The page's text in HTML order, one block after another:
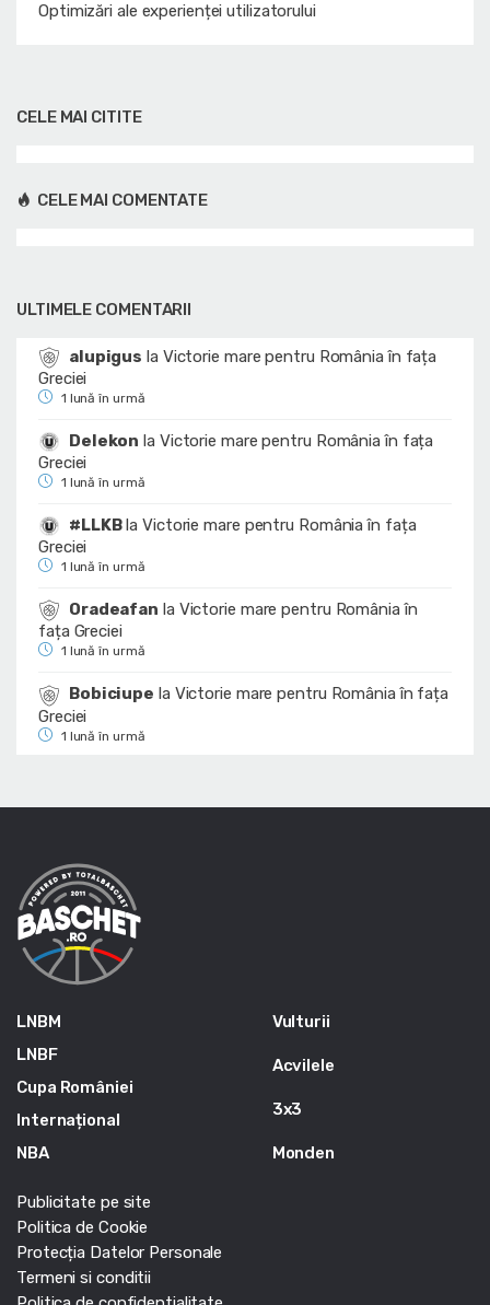
Optimizări ale experienței utilizatorului
CELE MAI CITITE
CELE MAI COMENTATE
ULTIMELE COMENTARII
alupigus la Victorie mare pentru România în fața
Greciei
1 lună în urmă
Delekon la Victorie mare pentru România în fața
Greciei
1 lună în urmă
#LLKBlaVictorie mare pentru România în fața
Greciei
1 lună în urmă
Oradeafan la Victorie mare pentru România în
fața Greciei
1 lună în urmă
Bobiciupe la Victorie mare pentru România în fața
Greciei
1 lună în urmă
LNBM
LNBF
Cupa României
Internațional
NBA
Vulturii
Acvilele
3x3
Monden
Publicitate pe site
Politica de Cookie
Protecția Datelor Personale
Termeni si conditii